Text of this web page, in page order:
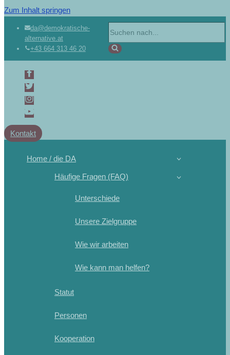
Zum Inhalt springen
da@demokratische-
alternative.at
+43 664 313 46 20
Kontakt
Home / die DA
Häufige Fragen (FAQ)
Unterschiede
Unsere Zielgruppe
Wie wir arbeiten
Wie kann man helfen?
Statut
Personen
Kooperation